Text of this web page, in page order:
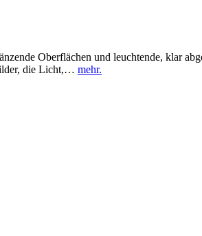
Oberflächen und leuchtende, klar
die Licht,… mehr.